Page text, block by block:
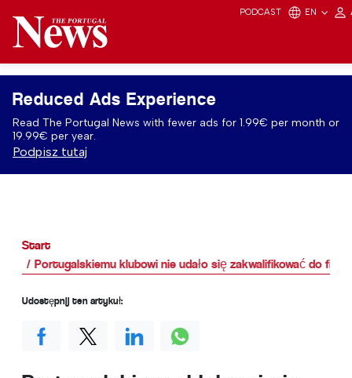
PODCAST EN
Reduced Ads Experience
Read The Portugal News with fewer ads for 1.99€ per month or
19.99€ per year.
Podpisz tutaj
Start
Portugalskiemu klubowi nie udało się zakwalifikować do
Udostępnij ten artykuł: